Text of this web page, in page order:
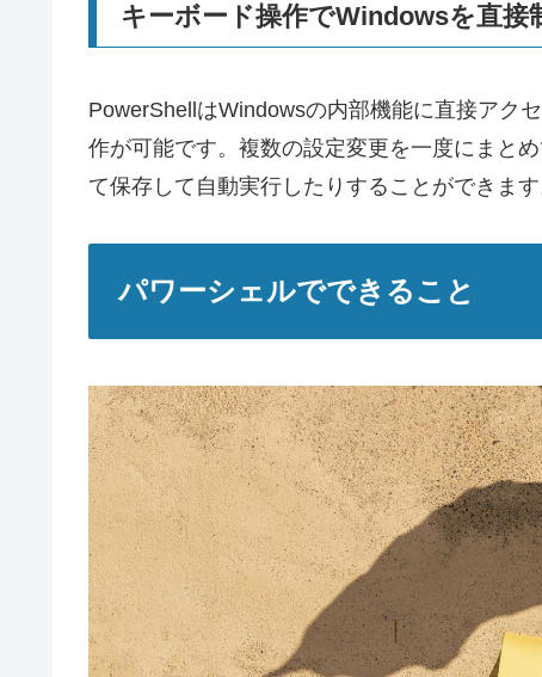
キーボード操作でWindowsを直接
PowerShellはWindowsの内部機能に直接アク
作が可能です。複数の設定変更を一度にまと
て保存して自動実行したりすることができます
パワーシェルでできること